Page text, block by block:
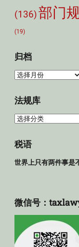
(136)部门
(19)
归档
归
法规库
法
库
税语
世界上只有两件事是
微信号：